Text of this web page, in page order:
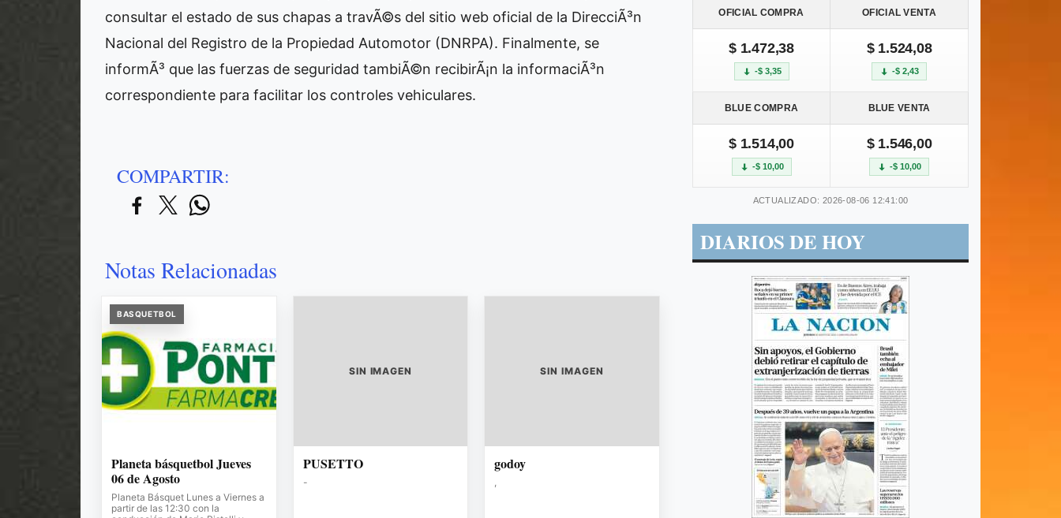
consultar el estado de sus chapas a travÃ©s del sitio web oficial de la DirecciÃ³n
Nacional del Registro de la Propiedad Automotor (DNRPA). Finalmente, se
informÃ³ que las fuerzas de seguridad tambiÃ©n recibirÃ¡n la informaciÃ³n
correspondiente para facilitar los controles vehiculares.
COMPARTIR:
Notas Relacionadas
BASQUETBOL
Planeta básquetbol Jueves
06 de Agosto
Planeta Básquet Lunes a Viernes a
partir de las 12:30 con la
SIN IMAGEN
PUSETTO
-
SIN IMAGEN
godoy
,
OFICIAL COMPRA OFICIAL VENTA
$ 1.472,38
-$ 3,35
$ 1.524,08
-$ 2,43
BLUE COMPRA BLUE VENTA
$ 1.514,00
-$ 10,00
$ 1.546,00
-$ 10,00
ACTUALIZADO: 2026-08-06 12:41:00
DIARIOS DE HOY